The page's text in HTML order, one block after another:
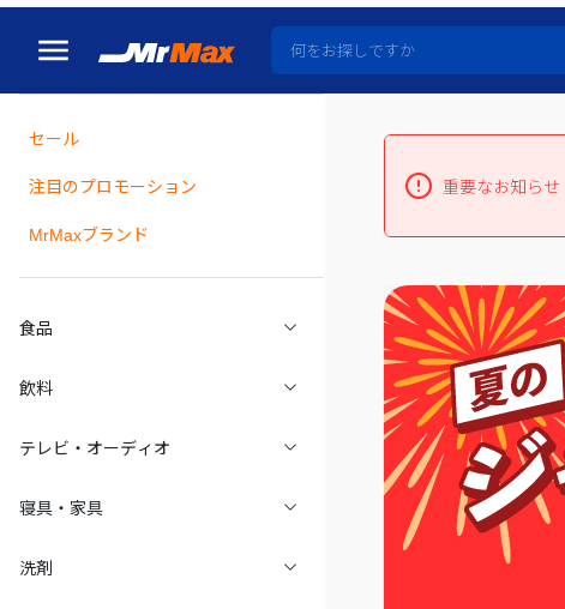
セール
注目のプロモーション
MrMaxブランド
食品
飲料
テレビ・オーディオ
寝具・家具
洗剤
重要なお知らせ